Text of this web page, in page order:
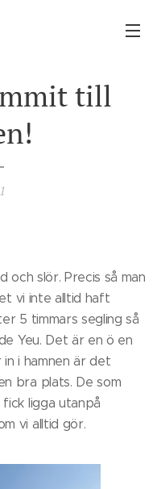
till
och slör. Precis så man
vi inte alltid haft
5 timmars segling så
Yeu. Det är en ö en
i hamnen är det
bra plats. De som
ligga utanpå
vi alltid gör.